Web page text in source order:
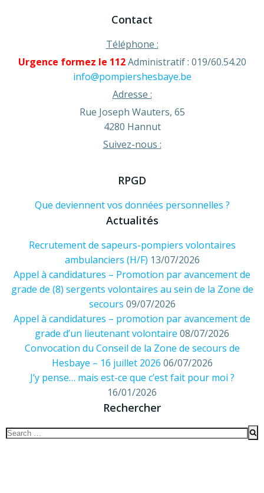
Contact
Téléphone :
Urgence formez le 112Administratif : 019/60.54.20
info@pompiershesbaye.be
Adresse :
Rue Joseph Wauters, 65
4280 Hannut
Suivez-nous :
RPGD
Que deviennent vos données personnelles ?
Actualités
Recrutement de sapeurs-pompiers volontaires
ambulanciers (H/F) 13/07/2026
Appel à candidatures – Promotion par avancement de
grade de (8) sergents volontaires au sein de la Zone de
secours 09/07/2026
Appel à candidatures – promotion par avancement de
grade d’un lieutenant volontaire 08/07/2026
Convocation du Conseil de la Zone de secours de
Hesbaye – 16 juillet 2026 06/07/2026
J’y pense… mais est-ce que c’est fait pour moi ?
16/01/2026
Rechercher
Search